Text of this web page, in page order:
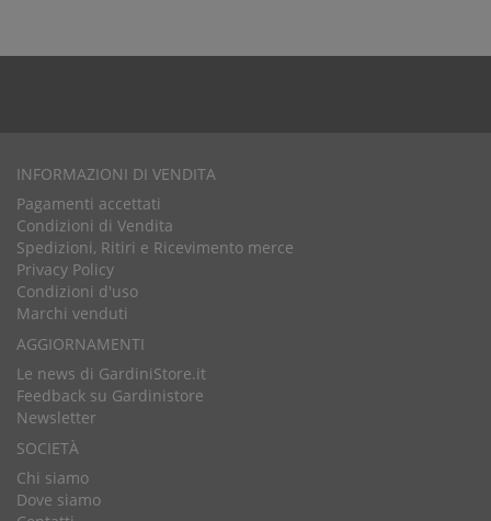
INFORMAZIONI DI VENDITA
Pagamenti accettati
Condizioni di Vendita
Spedizioni, Ritiri e Ricevimento merce
Privacy Policy
Condizioni d'uso
Marchi venduti
AGGIORNAMENTI
Le news di GardiniStore.it
Feedback su Gardinistore
Newsletter
SOCIETÀ
Chi siamo
Dove siamo